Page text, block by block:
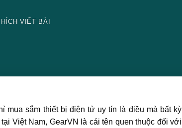
VIẾT BÀI
mua sắm thiết bị điện tử uy tín là điều mà bất kỳ
Việt Nam, GearVN là cái tên quen thuộc đối với